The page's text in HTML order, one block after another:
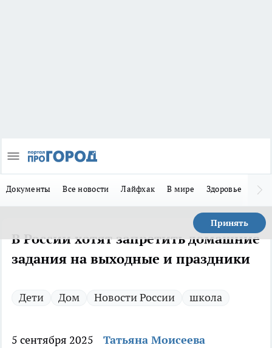
Документы Все новости Лайфхак В мире Здоровье
Принять
В России хотят запретить домашние
задания на выходные и праздники
Дети Дом Новости России школа
5 сентября 2025 Татьяна Моисеева